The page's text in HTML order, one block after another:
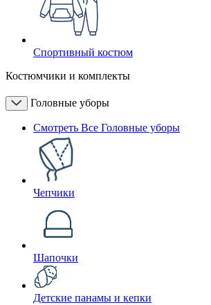
Спортивный костюм
Костюмчики и комплекты
Головные уборы
Смотреть Все Головные уборы
Чепчики
Шапочки
Детские панамы и кепки